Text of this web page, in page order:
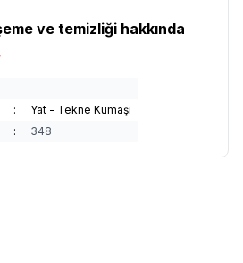
ve temizliği hakkında
:
Yat - Tekne Kumaşı
: 348